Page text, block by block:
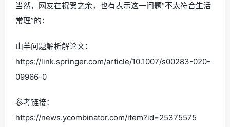
当然，网友在祝贺之余，也有表示这一问题“不太符合生活
常理”的：
山羊问题解析解论文：
https://link.springer.com/article/10.1007/s00283-020-
09966-0
参考链接：
https://news.ycombinator.com/item?id=25375575